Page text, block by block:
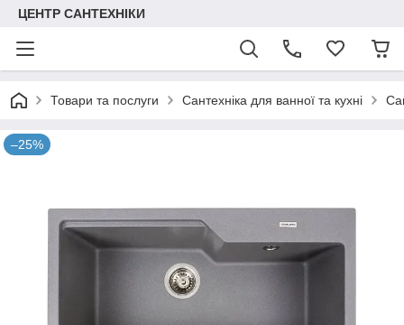
ЦЕНТР САНТЕХНІКИ
Товари та послуги Сантехніка для ванної та кухні
–25%